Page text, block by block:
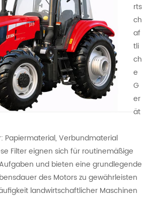
rts
ch
af
tli
ch
e
G
er
ät
Papiermaterial, Verbundmaterial
Filter eignen sich für routinemäßige
und bieten eine grundlegende
des Motors zu gewährleisten
landwirtschaftlicher Maschinen